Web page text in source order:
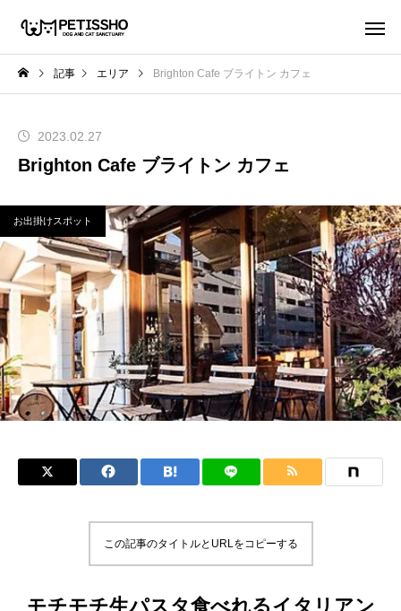
記事 エリア Brighton Cafe ブライトン カフェ
2023.02.27
Brighton Cafe ブライトン カフェ
お出掛けスポット
この記事のタイトルとURLをコピーする
モチモチ生パスタ食べれるイタリアン